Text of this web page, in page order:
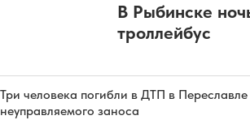
В Рыбинске
троллейбус
Три человека погибли в ДТП в Переславле
неуправляемого заноса